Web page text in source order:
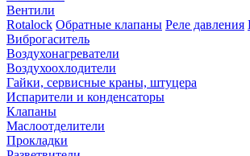
Вентили
Rotalock Обратные клапаны Реле давления
Виброгаситель
Воздухонагреватели
Воздухоохлодители
Гайки, сервисные краны, штуцера
Испарители и конденсаторы
Клапаны
Маслоотделители
Прокладки